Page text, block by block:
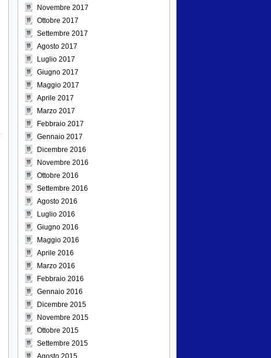
Novembre 2017
Ottobre 2017
Settembre 2017
Agosto 2017
Luglio 2017
Giugno 2017
Maggio 2017
Aprile 2017
Marzo 2017
Febbraio 2017
Gennaio 2017
Dicembre 2016
Novembre 2016
Ottobre 2016
Settembre 2016
Agosto 2016
Luglio 2016
Giugno 2016
Maggio 2016
Aprile 2016
Marzo 2016
Febbraio 2016
Gennaio 2016
Dicembre 2015
Novembre 2015
Ottobre 2015
Settembre 2015
Agosto 2015